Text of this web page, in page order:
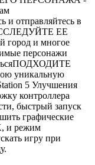
отправляйтесь в
ЕЕ
город и многое
персонажи
уникальную
5 Улучшения
контроллера
быстрый запуск
графические
и режим
игру при